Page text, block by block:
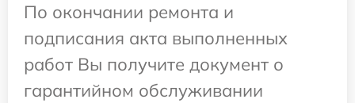
По окончании ремонта и
подписания акта выполненных
работ Вы получите документ о
гарантийном обслуживании